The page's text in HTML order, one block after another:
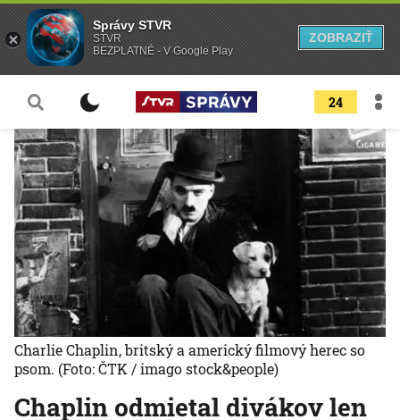
24
Chaplin odmietal divákov len
Charlie Chaplin, britský a americký filmový herec so
psom. (Foto: ČTK / imago stock&people)
Správy STVR
STVR
BEZPLATNÉ - V Google Play
ZOBRAZIŤ